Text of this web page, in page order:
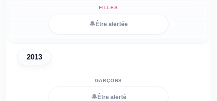
🔔 Être alertée
2013
🔔 Être alerté